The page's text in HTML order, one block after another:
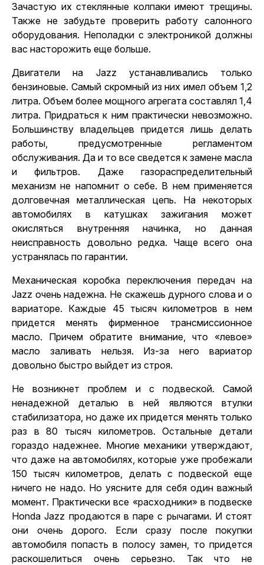
Зачастую их стеклянные колпаки имеют трещины.
Также не забудьте проверить работу салонного
оборудования. Неполадки с электроникой должны
вас насторожить еще больше.
Двигатели на Jazz устанавливались только
бензиновые. Самый скромный из них имел объем 1,2
литра. Объем более мощного агрегата составлял 1,4
литра. Придраться к ним практически невозможно.
Большинству владельцев придется лишь делать
работы, предусмотренные регламентом
обслуживания. Да и то все сведется к замене масла
и фильтров. Даже газораспределительный
механизм не напомнит о себе. В нем применяется
долговечная металлическая цепь. На некоторых
автомобилях в катушках зажигания может
окисляться внутренняя начинка, но данная
неисправность довольно редка. Чаще всего она
устранялась по гарантии.
Механическая коробка переключения передач на
Jazz очень надежна. Не скажешь дурного слова и о
вариаторе. Каждые 45 тысяч километров в нем
придется менять фирменное трансмиссионное
масло. Причем обратите внимание, что «левое»
масло заливать нельзя. Из-за него вариатор
довольно быстро выйдет из строя.
Не возникнет проблем и с подвеской. Самой
ненадежной деталью в ней являются втулки
стабилизатора, но даже их придется менять только
раз в 80 тысяч километров. Остальные детали
гораздо надежнее. Многие механики утверждают,
что даже на автомобилях, которые уже пробежали
150 тысяч километров, делать с подвеской еще
ничего не надо. Но уясните для себя один важный
момент. Практически все «расходники» в подвеске
Honda Jazz продаются в паре с рычагами. И стоят
они очень дорого. Если сразу после покупки
автомобиля попасть в полосу замен, то придется
раскошелиться очень серьезно. Так что не